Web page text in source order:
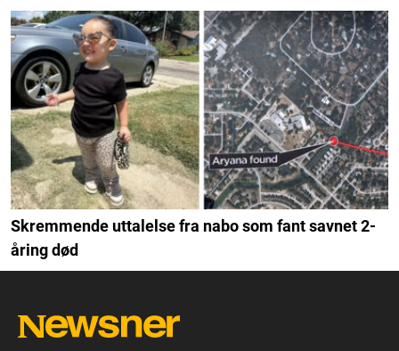
Skremmende uttalelse fra nabo som fant savnet 2-
åring død